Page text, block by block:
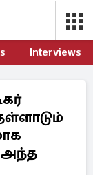
Interviews
அந்த